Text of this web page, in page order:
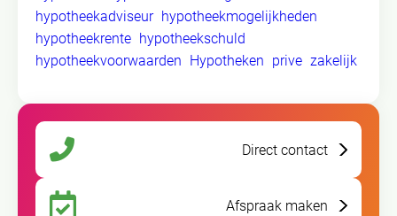
hypotheekadviseur hypotheekmogelijkheden
hypotheekrente hypotheekschuld
hypotheekvoorwaarden
Hypotheken prive zakelijk
Direct contact
Afspraak maken